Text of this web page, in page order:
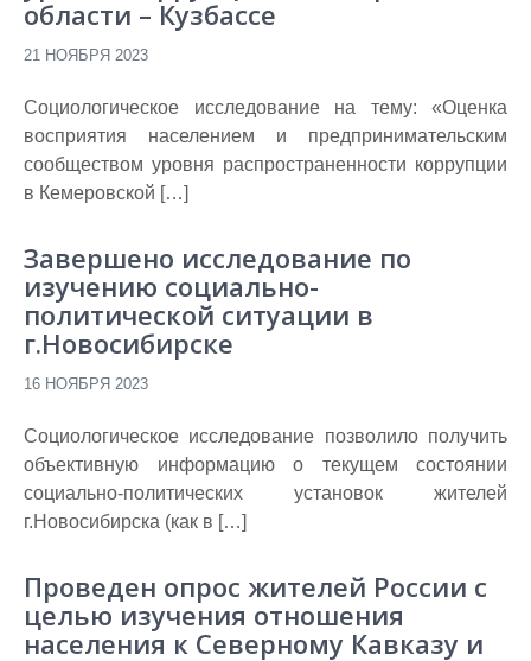
области – Кузбассе
21 НОЯБРЯ 2023
Социологическое исследование на тему: «Оценка
восприятия населением и предпринимательским
сообществом уровня распространенности коррупции
в Кемеровской […]
Завершено исследование по
изучению социально-
политической ситуации в
г.Новосибирске
16 НОЯБРЯ 2023
Социологическое исследование позволило получить
объективную информацию о текущем состоянии
социально-политических установок жителей
г.Новосибирска (как в […]
Проведен опрос жителей России с
целью изучения отношения
населения к Северному Кавказу и